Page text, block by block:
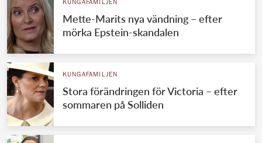
KUNGAFAMILJEN
Mette-Marits nya vändning – efter
mörka Epstein-skandalen
KUNGAFAMILJEN
Stora förändringen för Victoria – efter
sommaren på Solliden